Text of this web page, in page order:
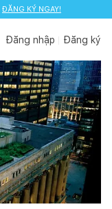
ĐĂNG KÝ NGAY!
Đăng nhập Đăng ký